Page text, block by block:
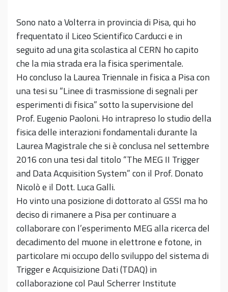
Sono nato a Volterra in provincia di Pisa, qui ho
frequentato il Liceo Scientifico Carducci e in
seguito ad una gita scolastica al CERN ho capito
che la mia strada era la fisica sperimentale.
Ho concluso la Laurea Triennale in fisica a Pisa con
una tesi su “Linee di trasmissione di segnali per
esperimenti di fisica” sotto la supervisione del
Prof. Eugenio Paoloni. Ho intrapreso lo studio della
fisica delle interazioni fondamentali durante la
Laurea Magistrale che si è conclusa nel settembre
2016 con una tesi dal titolo “The MEG II Trigger
and Data Acquisition System” con il Prof. Donato
Nicolò e il Dott. Luca Galli.
Ho vinto una posizione di dottorato al GSSI ma ho
deciso di rimanere a Pisa per continuare a
collaborare con l’esperimento MEG alla ricerca del
decadimento del muone in elettrone e fotone, in
particolare mi occupo dello sviluppo del sistema di
Trigger e Acquisizione Dati (TDAQ) in
collaborazione col Paul Scherrer Institute